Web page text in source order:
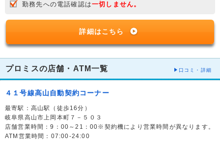
勤務先への電話確認は一切しません。
詳細はこちら
プロミスの店舗・ATM一覧 口コミ・詳細
４１号線高山自動契約コーナー
最寄駅：高山駅（徒歩16分）
岐阜県高山市上岡本町７－５０３
店舗営業時間：9：00～21：00※契約機により営業時間が異なります。
ATM営業時間：07:00-24:00